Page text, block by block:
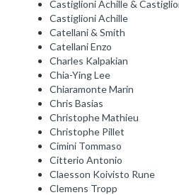
Castiglioni Achille &
Castiglioni Achille
Catellani & Smith
Catellani Enzo
Charles Kalpakian
Chia-Ying Lee
Chiaramonte Marin
Chris Basias
Christophe Mathieu
Christophe Pillet
Cimini Tommaso
Citterio Antonio
Claesson Koivisto Rune
Clemens Tropp